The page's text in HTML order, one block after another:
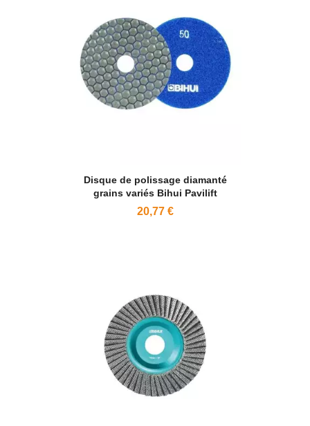
Disque de polissage diamanté
grains variés Bihui Pavilift
20,77 €